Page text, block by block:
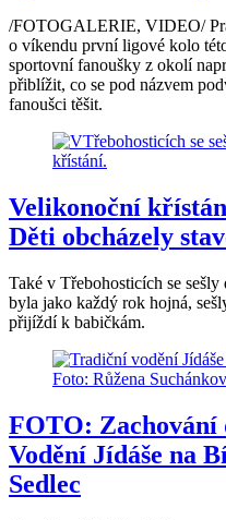
/FOTOGALERIE, VIDEO/
o víkendu první ligové kolo
sportovní fanoušky z okolí
přiblížit, co se pod názvem
fanoušci těšit.
Velikonoční
Děti obcházely
Také v Třebohosticích se
byla jako každý rok hojná,
přijíždí k babičkám.
FOTO: Zachování
Vodění Jídáše na
Sedlec